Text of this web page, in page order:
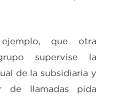
que otra
supervise la
de la subsidiaria y
de llamadas pida